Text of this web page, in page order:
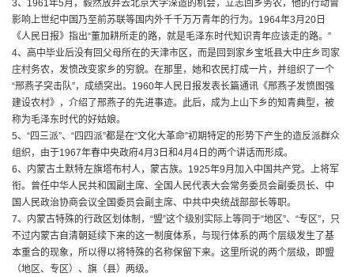
3、1961年5月，毅然放弃去北京大学深造的机会，立志回乡务农，他的行动曾
影响上世纪中国乃至前苏联等国内外千千万万青年的行为。1964年3月20日
《人民日报》指出“董加耕所走的路，就是毛泽东时代知识青年应该走的路。”
4、高中毕业后没有回父母所在的天津市区，而是回到家乡宝坻县大中庄乡司家
庄村务农，发愤改变家乡的穷貌。在那里，她和农民打成一片，并组织了一个
“邢燕子突击队”，成绩突出。1960年人民日报发表长篇通讯《邢燕子发愤图强
建设农村》，介绍了邢燕子的先进事迹。此后，成为上山下乡的知青典型，被
称为毛泽东时代的好姑娘。
5、“四三派”、“四四派”都是在“文化大革命”初期特定的形势下产生的造反派群众
组织，由于1967年春中央政府4月3日和4月4日的两个讲话而形成。
6、内蒙古土默特左旗塔布村人，蒙古族。1925年9月加入中国共产党。上将军
衔。曾任中华人民共和国副主席、全国人民代表大会常务委员会副委员长、中
国人民政治协商会议全国委员会副主席、中共中央统战部部长等职。
7、内蒙古特殊的行政区划体制，“盟”这个级别实际上等同于“地区”、“专区”，只
不过内蒙古自清朝延续下来的这一制度体系，与现行体系的两个层级发生了基
本重合的现象，所以得以将特殊的名称保留下来。这里所说的两个层级，即盟
（地区、专区）、旗（县）两级。